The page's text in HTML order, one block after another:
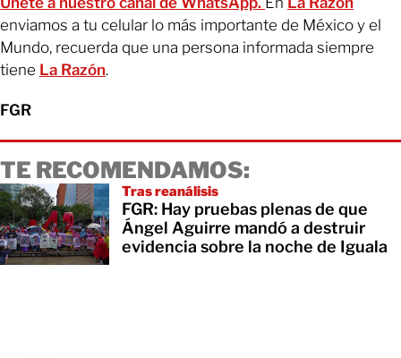
enviamos a tu celular lo más importante de México y el
Mundo, recuerda que una persona informada siempre
tiene La Razón.
FGR
TE RECOMENDAMOS:
Tras reanálisis
FGR: Hay pruebas plenas de que
Ángel Aguirre mandó a destruir
evidencia sobre la noche de Iguala